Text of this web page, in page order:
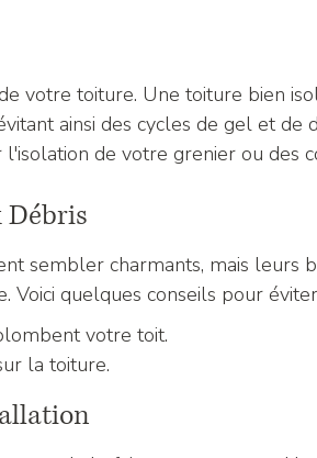
votre toiture. Une toiture bien
ainsi des cycles de gel et de
de votre grenier ou des
Débris
sembler charmants, mais leurs
Voici quelques conseils pour
votre toit.
la toiture.